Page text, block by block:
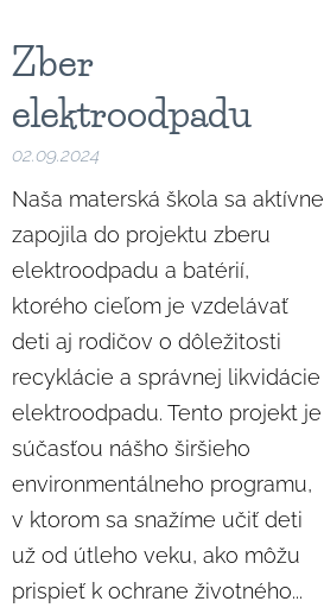
Zber
elektroodpadu
02.09.2024
Naša materská škola sa aktívne
zapojila do projektu zberu
elektroodpadu a batérií,
ktorého cieľom je vzdelávať
deti aj rodičov o dôležitosti
recyklácie a správnej likvidácie
elektroodpadu. Tento projekt je
súčasťou nášho širšieho
environmentálneho programu,
v ktorom sa snažíme učiť deti
už od útleho veku, ako môžu
prispieť k ochrane životného...